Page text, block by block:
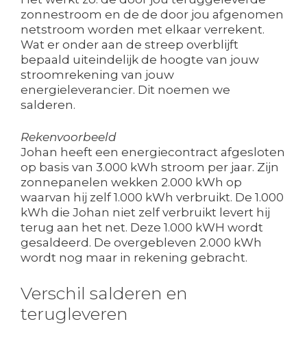
zonnestroom en de de door jou afgenomen
netstroom worden met elkaar verrekent.
Wat er onder aan de streep overblijft
bepaald uiteindelijk de hoogte van jouw
stroomrekening van jouw
energieleverancier. Dit noemen we
salderen.
Rekenvoorbeeld
Johan heeft een energiecontract afgesloten
op basis van 3.000 kWh stroom per jaar. Zijn
zonnepanelen wekken 2.000 kWh op
waarvan hij zelf 1.000 kWh verbruikt. De 1.000
kWh die Johan niet zelf verbruikt levert hij
terug aan het net. Deze 1.000 kWH wordt
gesaldeerd. De overgebleven 2.000 kWh
wordt nog maar in rekening gebracht.
Verschil salderen en
terugleveren